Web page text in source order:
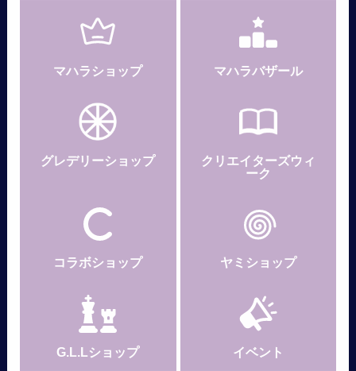
マハラショップ マハラバザール
グレデリーショップ
クリエイターズウィ
ーク
コラボショップ ヤミショップ
G.L.Lショップ イベント